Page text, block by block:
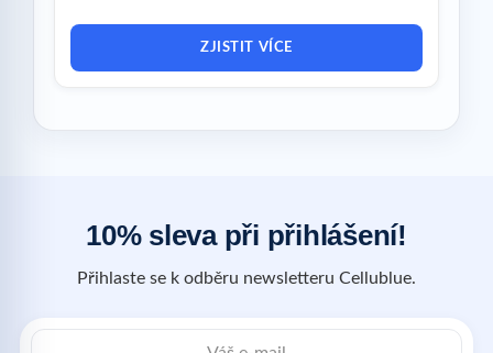
ZJISTIT VÍCE
10% sleva při přihlášení!
Přihlaste se k odběru newsletteru Cellublue.